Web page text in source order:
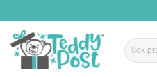
to
content
Sök
efter: